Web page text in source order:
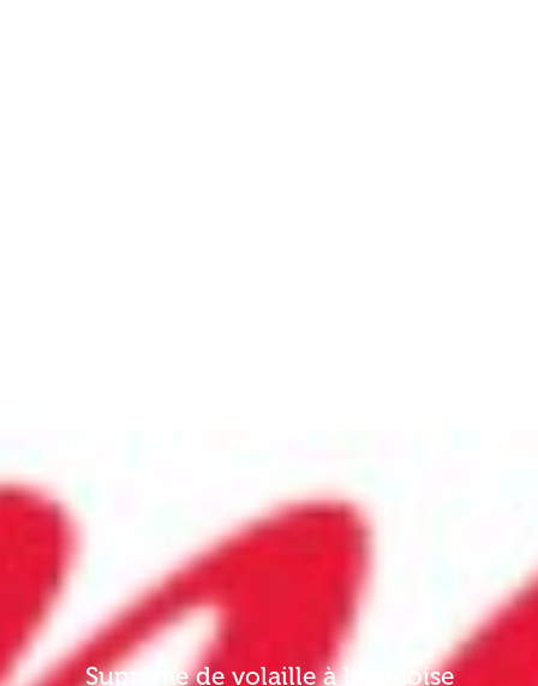
Suprême de volaille à la niçoise